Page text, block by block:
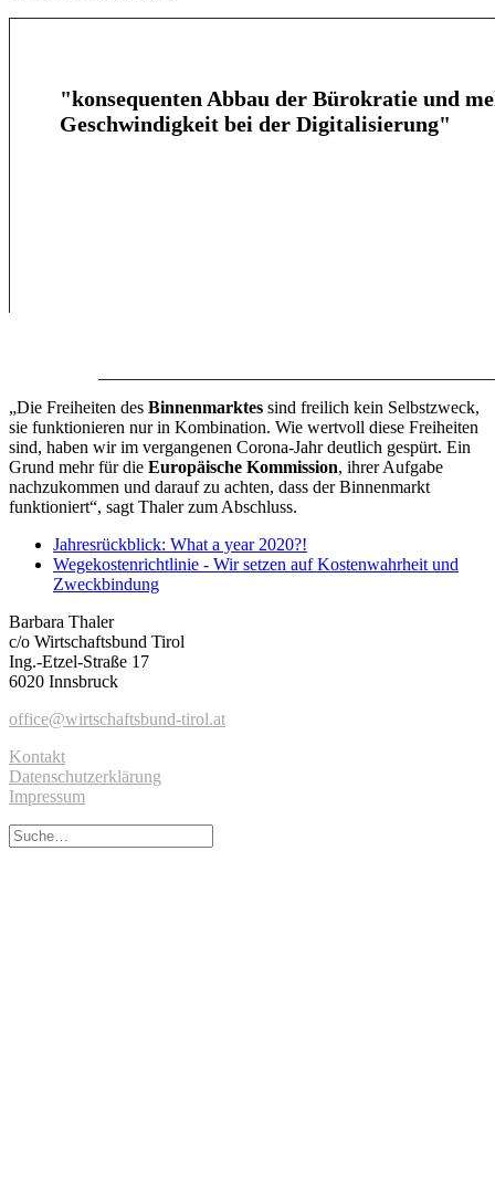
"konsequenten Abbau der Bürokratie und
Geschwindigkeit bei der Digitalisierung"
„Die Freiheiten des Binnenmarktes sind freilich kein Selbstzweck,
sie funktionieren nur in Kombination. Wie wertvoll diese Freiheiten
sind, haben wir im vergangenen Corona-Jahr deutlich gespürt. Ein
Grund mehr für die Europäische Kommission, ihrer Aufgabe
nachzukommen und darauf zu achten, dass der Binnenmarkt
funktioniert“, sagt Thaler zum Abschluss.
Jahresrückblick: What a year 2020?!
Wegekostenrichtlinie - Wir setzen auf Kostenwahrheit und
Zweckbindung
Barbara Thaler
c/o Wirtschaftsbund Tirol
Ing.-Etzel-Straße 17
6020 Innsbruck
office@wirtschaftsbund-tirol.at
Kontakt
Datenschutzerklärung
Impressum